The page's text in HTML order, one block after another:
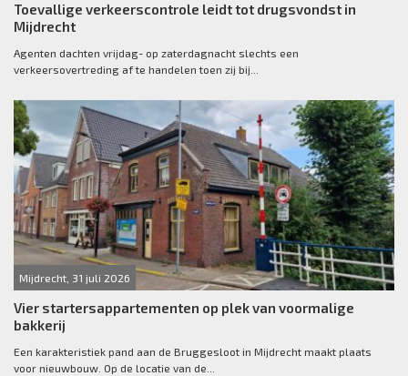
Toevallige verkeerscontrole leidt tot drugsvondst in
Mijdrecht
Agenten dachten vrijdag- op zaterdagnacht slechts een
verkeersovertreding af te handelen toen zij bij...
Mijdrecht, 31 juli 2026
Vier startersappartementen op plek van voormalige
bakkerij
Een karakteristiek pand aan de Bruggesloot in Mijdrecht maakt plaats
voor nieuwbouw. Op de locatie van de...